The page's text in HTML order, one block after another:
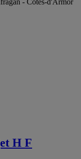
- Côtes-d'Armor
H F